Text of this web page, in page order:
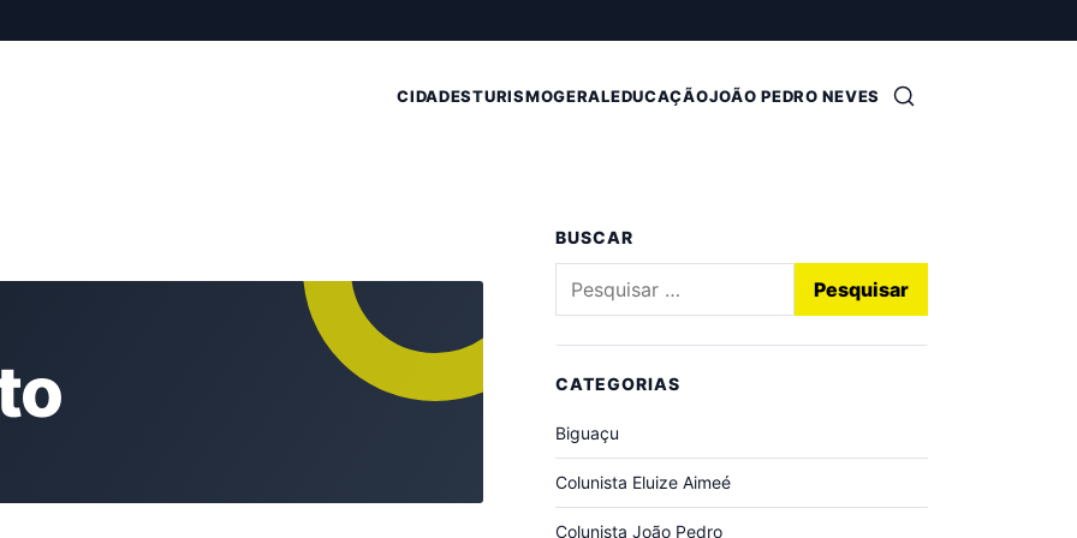
CIDADESTURISMOGERALEDUCAÇÃOJOÃO PEDRO NEVES Abrir busca
BUSCAR
Pesquisar por:
CATEGORIAS
Biguaçu
Colunista Eluize Aimeé
Colunista João Pedro